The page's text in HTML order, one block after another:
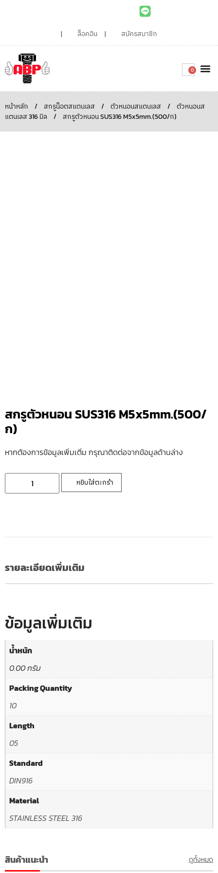
ล็อคอิน สมัครสมาชิก
0
หน้าหลัก / สกรูน็อตสแตนเลส / ตัวหนอนสแตนเลส /
ตัวหนอนส
แตนเลส 316 มิล
/ สกรูตัวหนอน SUS316 M5x5mm.(500/ก)
สกรูตัวหนอน SUS316 M5x5mm.(500/
ก)
หากต้องการข้อมูลเพิ่มเติ่ม กรุณาติดต่อจากข้อมูลด้านล่าง
หยิบใส่ตะกร้า
รายละเอียดเพิ่มเติม
ข้อมูลเพิ่มเติม
น้ำหนัก
0.00 กรัม
Packing Quantity
10
Length
05
Standard
DIN916
Material
STAINLESS STEEL 316
สินค้าแนะนำ ดูทั้งหมด